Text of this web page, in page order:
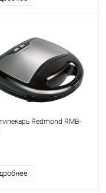
Redmond RMB-